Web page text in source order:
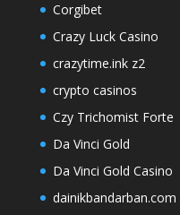
Corgibet
Crazy Luck Casino
crazytime.ink z2
crypto casinos
Czy Trichomist Forte
Da Vinci Gold
Da Vinci Gold Casino
dainikbandarban.com